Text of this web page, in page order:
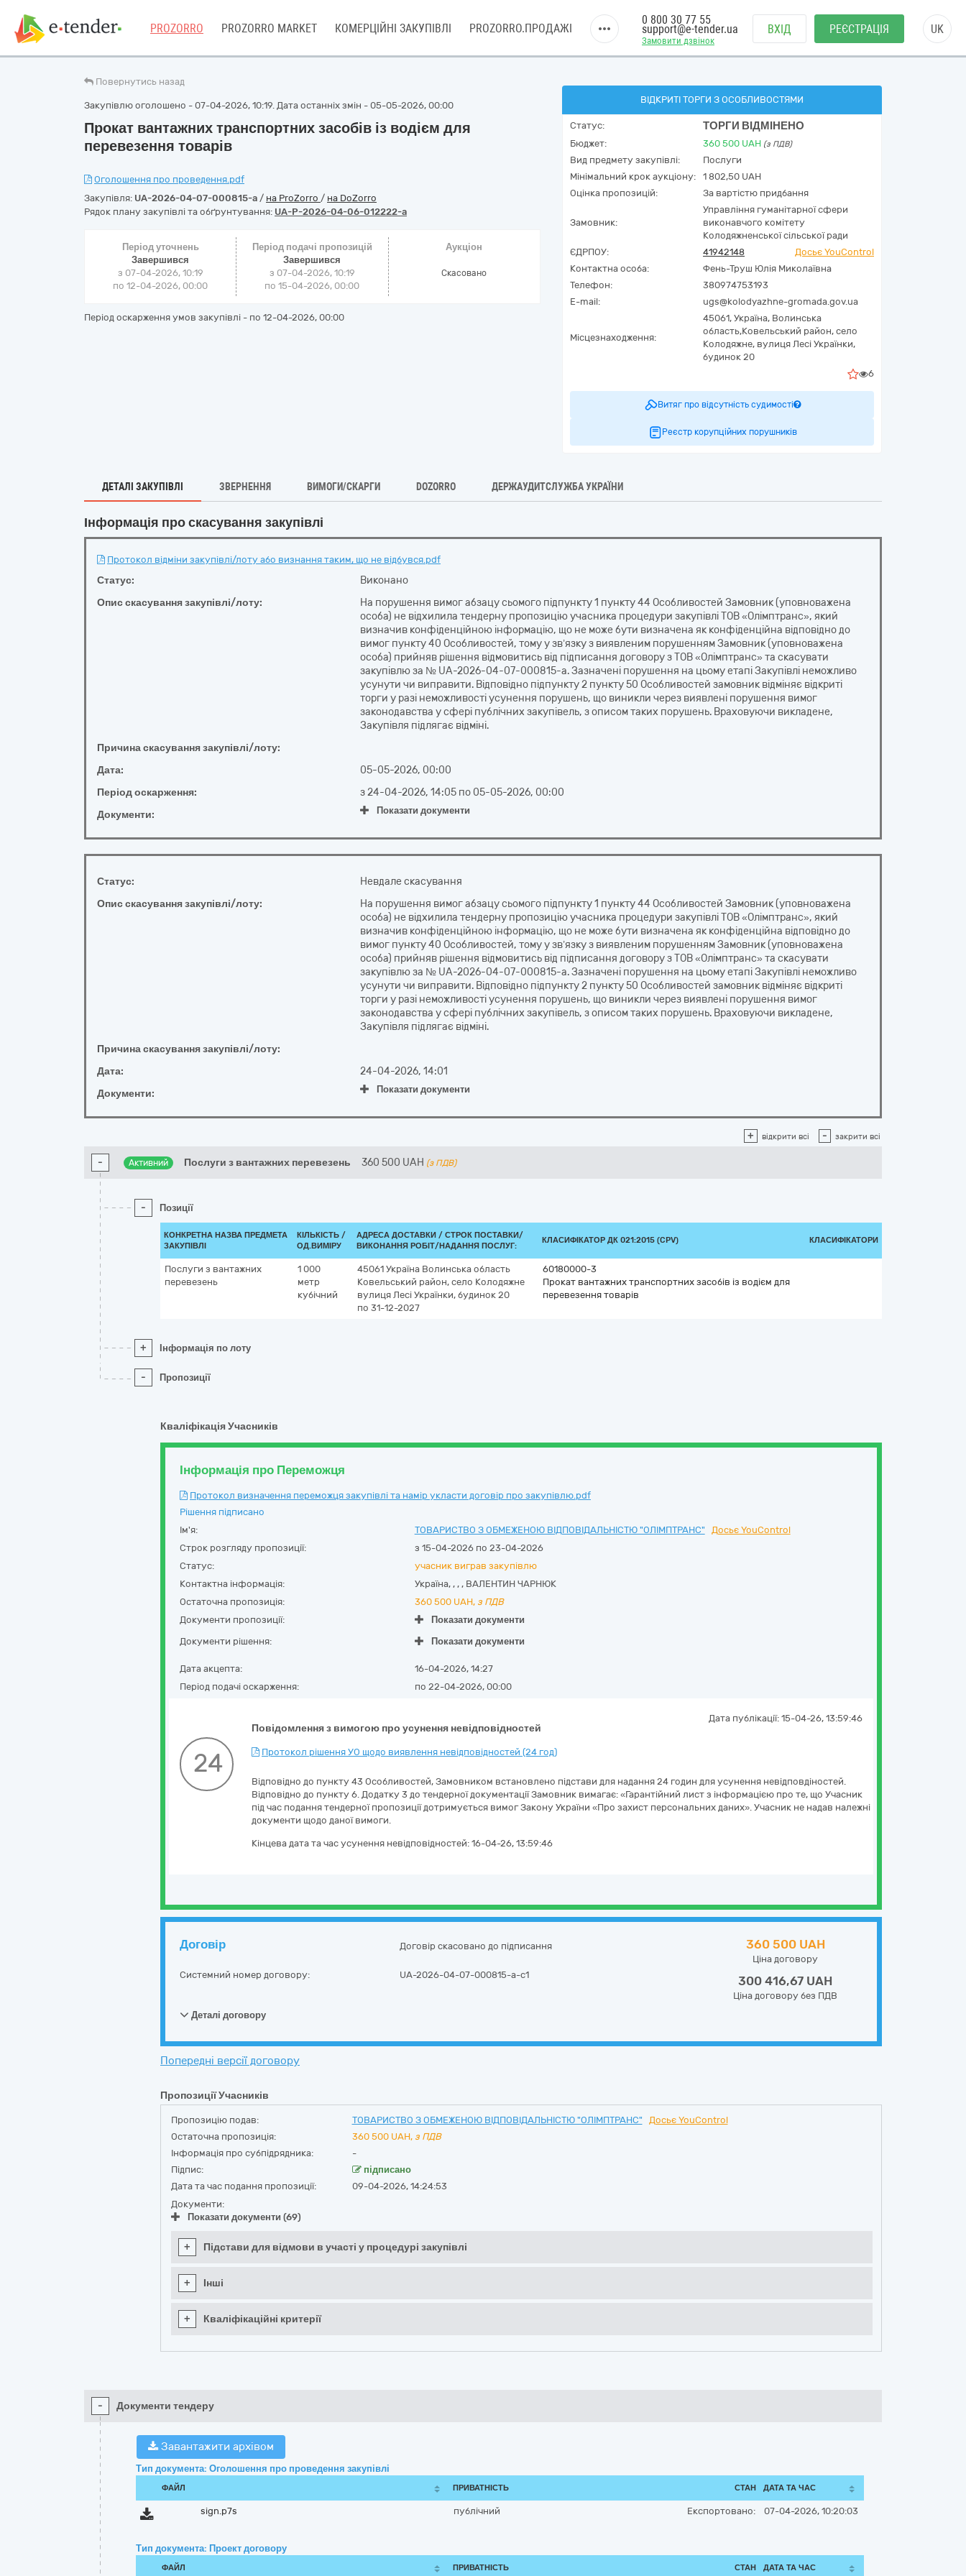
PROZORRO PROZORRO MARKET КОМЕРЦІЙНІ ЗАКУПІВЛІ PROZORRO.ПРОДАЖІ
Замовити дзвінок
0 800 30 77 55
support@e-tender.ua ВХІД РЕЄСТРАЦІЯ UK
Повернутись назад
Закупівлю оголошено - 07-04-2026, 10:19. Дата останніх змін - 05-05-2026, 00:00
Прокат вантажних транспортних засобів із водієм для
перевезення товарів
Оголошення про проведення.pdf
Закупівля: UA-2026-04-07-000815-a / на ProZorro / на DoZorro
Рядок плану закупівлі та обґрунтування: UA-P-2026-04-06-012222-a
Період уточнень
Завершився
з 07-04-2026, 10:19
по 12-04-2026, 00:00
Період подачі пропозицій
Завершився
з 07-04-2026, 10:19
по 15-04-2026, 00:00
Аукціон
Cкасовано
Період оскарження умов закупівлі - по 12-04-2026, 00:00
ВІДКРИТІ ТОРГИ З ОСОБЛИВОСТЯМИ
Статус: ТОРГИ ВІДМІНЕНО
Бюджет: 360 500 UAH (з ПДВ)
Вид предмету закупівлі:
Послуги
Мінімальний крок аукціону:
1 802,50 UAH
Оцінка пропозицій:
За вартістю придбання
Замовник:
Управління гуманітарної сфери
виконавчого комітету
Колодяжненської сільської ради
ЄДРПОУ:
41942148
Досьє YouControl
Контактна особа:
Фень-Труш Юлія Миколаївна
Телефон:
380974753193
E-mail:
ugs@kolodyazhne-gromada.gov.ua
Місцезнаходження:
45061, Україна, Волинська
область,Ковельський район, село
Колодяжне, вулиця Лесі Українки,
будинок 20
6
Витяг про відсутність судимості
Реєстр корупційних порушників
ДЕТАЛІ ЗАКУПІВЛІ ЗВЕРНЕННЯ ВИМОГИ/СКАРГИ DOZORRO ДЕРЖАУДИТСЛУЖБА УКРАЇНИ
Інформація про скасування закупівлі
Протокол відміни закупівлі/лоту або визнання таким, що не відбувся.pdf
Статус:
Виконано
Опис скасування закупівлі/лоту:
На порушення вимог абзацу сьомого підпункту 1 пункту 44 Особливостей Замовник (уповноважена
особа) не відхилила тендерну пропозицію учасника процедури закупівлі ТОВ «Олімптранс», який
визначив конфіденційною інформацію, що не може бути визначена як конфіденційна відповідно до
вимог пункту 40 Особливостей, тому у зв’язку з виявленим порушенням Замовник (уповноважена
особа) прийняв рішення відмовитись від підписання договору з ТОВ «Олімптранс» та скасувати
закупівлю за № UA-2026-04-07-000815-a. Зазначені порушення на цьому етапі Закупівлі неможливо
усунути чи виправити. Відповідно підпункту 2 пункту 50 Особливостей замовник відміняє відкриті
торги у разі неможливості усунення порушень, що виникли через виявлені порушення вимог
законодавства у сфері публічних закупівель, з описом таких порушень. Враховуючи викладене,
Закупівля підлягає відміні.
Причина скасування закупівлі/лоту:
Дата:
05-05-2026, 00:00
Період оскарження:
з24-04-2026, 14:05 по05-05-2026, 00:00
Документи:
Показати документи
Статус:
Невдале скасування
Опис скасування закупівлі/лоту:
На порушення вимог абзацу сьомого підпункту 1 пункту 44 Особливостей Замовник (уповноважена
особа) не відхилила тендерну пропозицію учасника процедури закупівлі ТОВ «Олімптранс», який
визначив конфіденційною інформацію, що не може бути визначена як конфіденційна відповідно до
вимог пункту 40 Особливостей, тому у зв’язку з виявленим порушенням Замовник (уповноважена
особа) прийняв рішення відмовитись від підписання договору з ТОВ «Олімптранс» та скасувати
закупівлю за № UA-2026-04-07-000815-a. Зазначені порушення на цьому етапі Закупівлі неможливо
усунути чи виправити. Відповідно підпункту 2 пункту 50 Особливостей замовник відміняє відкриті
торги у разі неможливості усунення порушень, що виникли через виявлені порушення вимог
законодавства у сфері публічних закупівель, з описом таких порушень. Враховуючи викладене,
Закупівля підлягає відміні.
Причина скасування закупівлі/лоту:
Дата:
24-04-2026, 14:01
Документи:
Показати документи
+ відкрити всі - закрити всі
- Активний Послуги з вантажних перевезень 360 500 UAH (з ПДВ)
- Позиції
КОНКРЕТНА НАЗВА ПРЕДМЕТА
ЗАКУПІВЛІ
КІЛЬКІСТЬ /
ОД.ВИМІРУ
АДРЕСА ДОСТАВКИ / СТРОК ПОСТАВКИ/
ВИКОНАННЯ РОБІТ/НАДАННЯ ПОСЛУГ:
КЛАСИФІКАТОР ДК 021:2015 (CPV) КЛАСИФІКАТОРИ
Послуги з вантажних
перевезень
1 000
метр
кубічний
45061 Україна Волинська область
Ковельський район, село Колодяжне
вулиця Лесі Українки, будинок 20
по 31-12-2027
60180000-3
Прокат вантажних транспортних засобів із водієм для
перевезення товарів
+ Інформація по лоту
- Пропозиції
Кваліфікація Учасників
Інформація про Переможця
Протокол визначення переможця закупівлі та намір укласти договір про закупівлю.pdf
Рішення підписано
Ім'я:
ТОВАРИСТВО З ОБМЕЖЕНОЮ ВІДПОВІДАЛЬНІСТЮ "ОЛІМПТРАНС"
Досьє YouControl
Строк розгляду пропозиції:
з 15-04-2026 по 23-04-2026
Статус:
учасник виграв закупівлю
Контактна інформація:
Україна, , , , ВАЛЕНТИН ЧАРНЮК
Остаточна пропозиція:
360 500 UAH, з ПДВ
Документи пропозиції:
Показати документи
Документи рішення:
Показати документи
Дата акцепта:
16-04-2026, 14:27
Період подачі оскарження:
по 22-04-2026, 00:00
Повідомлення з вимогою про усунення невідповідностей
Дата публікації: 15-04-26, 13:59:46
24 Протокол рішення УО щодо виявлення невідповідностей (24 год)
Відповідно до пункту 43 Особливостей, Замовником встановлено підстави для надання 24 годин для усунення невідповдіностей.
Відповідно до пункту 6. Додатку 3 до тендерної документації Замовник вимагає: «Гарантійний лист з інформацією про те, що Учасник
під час подання тендерної пропозиції дотримується вимог Закону України «Про захист персональних даних». Учасник не надав належні
документи щодо даної вимоги.
Кінцева дата та час усунення невідповідностей: 16-04-26, 13:59:46
Договір Договір скасовано до підписання
Системний номер договору: UA-2026-04-07-000815-a-c1
360 500 UAH
Ціна договору
300 416,67 UAH
Ціна договору без ПДВ
Деталі договору
Попередні версії договору
Пропозиції Учасників
Пропозицію подав: ТОВАРИСТВО З ОБМЕЖЕНОЮ ВІДПОВІДАЛЬНІСТЮ "ОЛІМПТРАНС"
Досьє YouControl
Остаточна пропозиція:
360 500 UAH, з ПДВ
Інформація про субпідрядника:
-
Підпис:
підписано
Дата та час подання пропозиції:
09-04-2026, 14:24:53
Документи:
Показати документи (69)
+ Підстави для відмови в участі у процедурі закупівлі
+ Інші
+ Кваліфікаційні критерії
- Документи тендеру
Завантажити архівом
Тип документа: Оголошення про проведення закупівлі
ФАЙЛ ПРИВАТНІСТЬ СТАН ДАТА ТА ЧАС
sign.p7s публічний Експортовано: 07-04-2026, 10:20:03
Тип документа: Проект договору
ФАЙЛ ПРИВАТНІСТЬ СТАН ДАТА ТА ЧАС